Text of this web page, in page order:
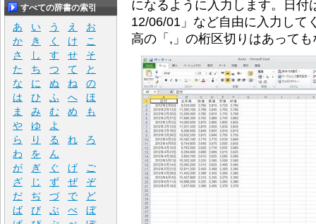
になるように入力します。日付
12/06/01」など自由に入力して
高の「,」の桁区切りはあって
すべての辞書の索引
あ い う え
お
か
き く け
こ
さ
し す せ
そ
た
ち つ て
と
な
に ぬ ね
の
は
ひ ふ へ
ほ
ま
み む め
も
や
ゆ
よ
ら
り る れ
ろ
わ
を
ん
が
ぎ ぐ げ
ご
ざ
じ ず ぜ
ぞ
だ
ぢ づ で
ど
ば
び ぶ べ
ぼ